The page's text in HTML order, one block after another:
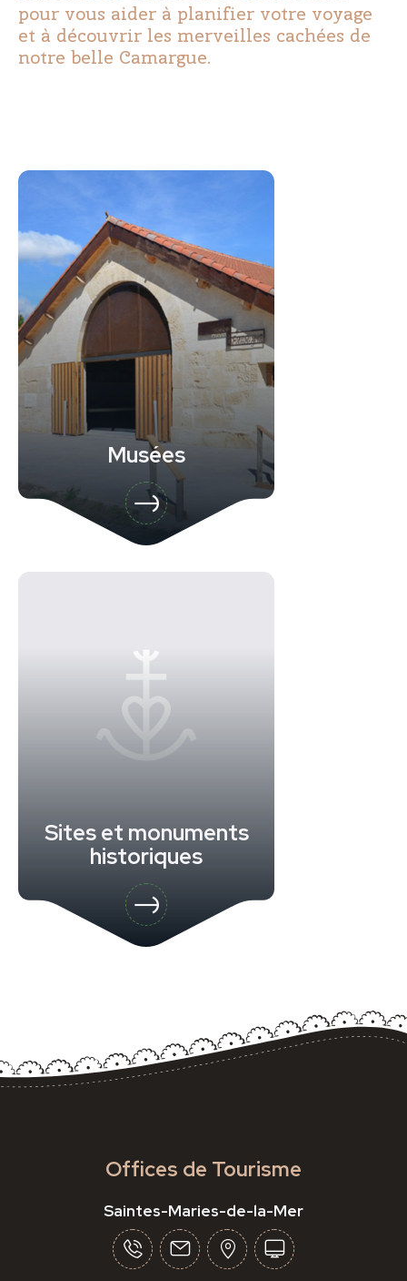
pour vous aider à planifier votre voyage
et à découvrir les merveilles cachées de
notre belle Camargue.
Musées
Sites et monuments
historiques
Offices de Tourisme
Saintes-Maries-de-la-Mer